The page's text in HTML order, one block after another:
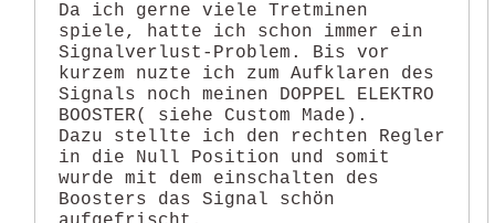
Da ich gerne viele Tretminen
spiele, hatte ich schon immer ein
Signalverlust-Problem. Bis vor
kurzem nuzte ich zum Aufklaren des
Signals noch meinen DOPPEL ELEKTRO
BOOSTER( siehe Custom Made).
Dazu stellte ich den rechten Regler
in die Null Position und somit
wurde mit dem einschalten des
Boosters das Signal schön